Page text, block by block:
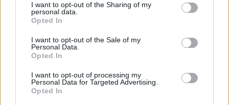
I want to opt-out of the Sharing of my
personal data.
Opted In
I want to opt-out of the Sale of my
Personal Data.
Opted In
I want to opt-out of processing my
Personal Data for Targeted Advertising.
Opted In